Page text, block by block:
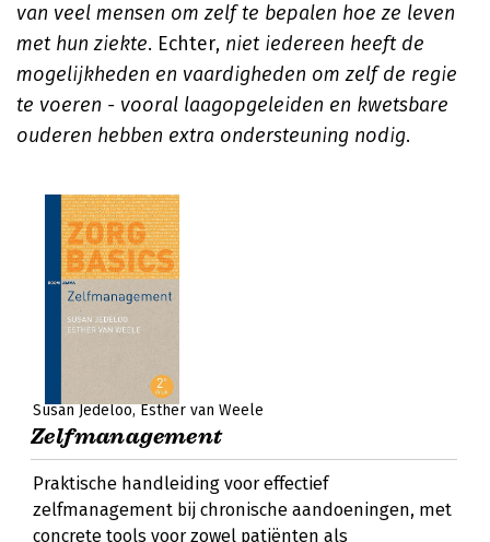
van veel mensen om zelf te bepalen hoe ze leven
met hun ziekte. Echter, niet iedereen heeft de
mogelijkheden en vaardigheden om zelf de regie
te voeren - vooral laagopgeleiden en kwetsbare
ouderen hebben extra ondersteuning nodig.
Susan Jedeloo Esther van Weele
Zelfmanagement
Praktische handleiding voor effectief
zelfmanagement bij chronische aandoeningen, met
concrete tools voor zowel patiënten als